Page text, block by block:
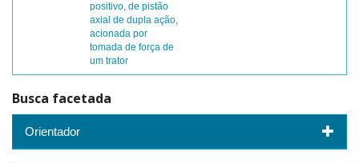
positivo, de pistão
axial de dupla ação,
acionada por
tomada de força de
um trator
Busca facetada
Orientador